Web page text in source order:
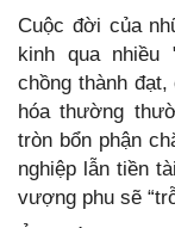
Cuộc đời của
kinh qua nhiều
chồng thành
hóa thường
tròn bổn phận
nghiệp lẫn tiền
vượng phu sẽ